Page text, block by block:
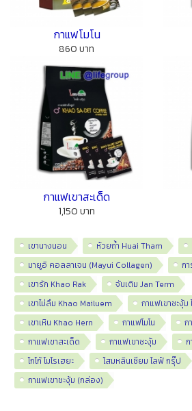
กาแฟโมโน
860 บาท
กาแฟเขาสะเด็ด
1,150 บาท
เขานางนอน ห้วยถ้ำ Huai Tham
มายูอิ คอลลาเจน (Mayui Collagen)
ก
เขารัก Khao Rak
จันเติม Jan Term
เขาไม่ลืม Khao Mailuem
กาแฟเขาชะงุ้
เขาเหิน Khao Hern
กาแฟโมโน
ก
กาแฟเขาสะเด็ด
กาแฟเขาชะงุ้ม
โกโก้ โมโรเฮยะ
โสมหลินเซียม ไลฟ์ กรุ๊ป
กาแฟเขาชะงุ้ม (กล่อง)